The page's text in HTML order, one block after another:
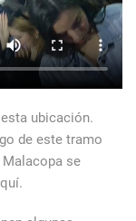
ubicación.
de este tramo
se